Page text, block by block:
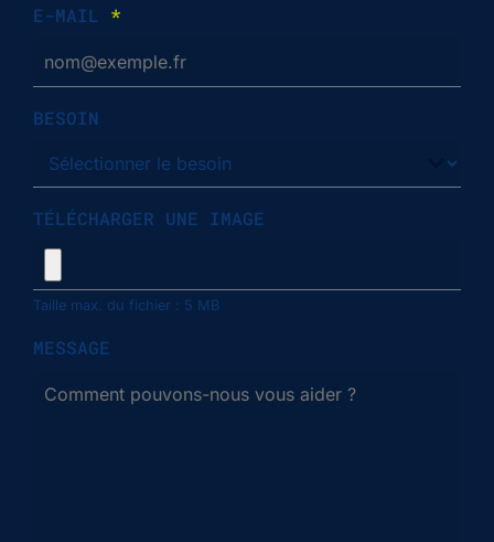
E-MAIL *
BESOIN
TÉLÉCHARGER UNE IMAGE
Taille max. du fichier : 5 MB
MESSAGE